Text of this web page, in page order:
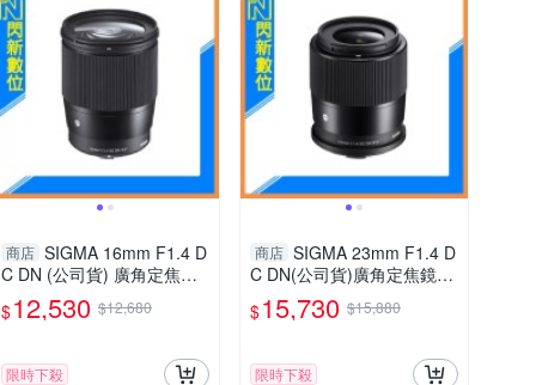
商店 SIGMA 16mm F1.4 D
C DN (公司貨) 廣角定焦鏡
頭 人像鏡 APS-C
$12,530 $12,680
限時下殺
商店 SIGMA 23mm F1.4 D
C DN(公司貨)廣角定焦鏡頭
APS-C
$15,730 $15,880
限時下殺